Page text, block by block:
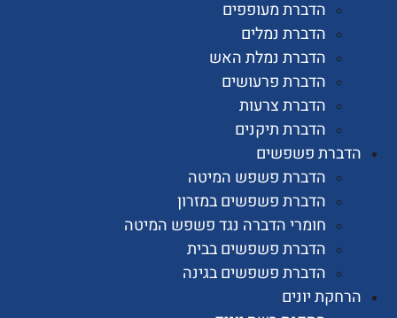
הדברת מעופפים
הדברת נמלים
הדברת נמלת האש
הדברת פרעושים
הדברת צרעות
הדברת תיקנים
פשפשים
הדברת פשפש המיטה
הדברת פשפשים במזרון
חומרי הדברה נגד פשפש המיטה
הדברת פשפשים בבית
הדברת פשפשים בגינה
יונים